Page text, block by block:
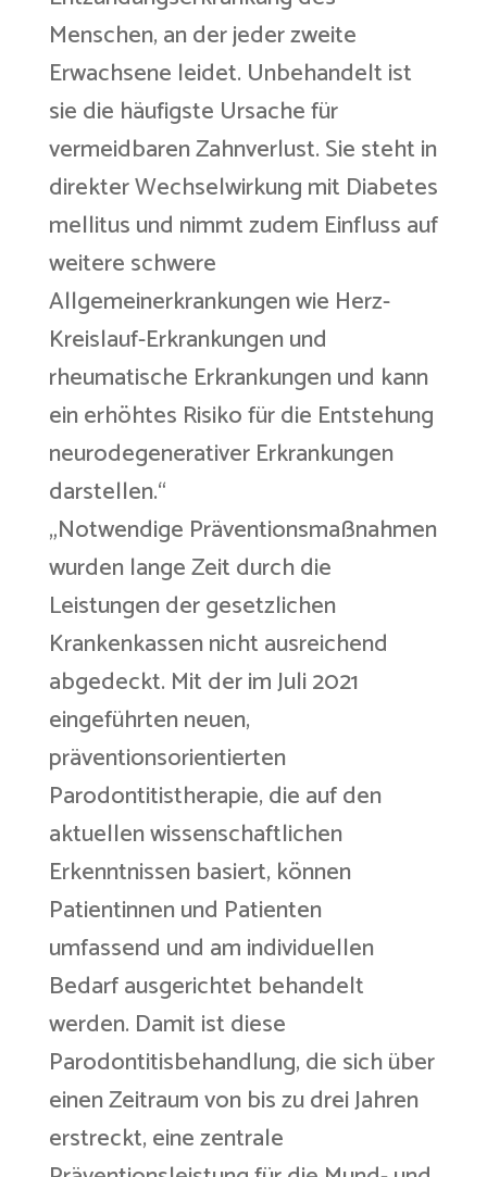
Menschen, an der jeder zweite
Erwachsene leidet. Unbehandelt ist
sie die häufigste Ursache für
vermeidbaren Zahnverlust. Sie steht in
direkter Wechselwirkung mit Diabetes
mellitus und nimmt zudem Einfluss auf
weitere schwere
Allgemeinerkrankungen wie Herz-
Kreislauf-Erkrankungen und
rheumatische Erkrankungen und kann
ein erhöhtes Risiko für die Entstehung
neurodegenerativer Erkrankungen
darstellen.“
„Notwendige Präventionsmaßnahmen
wurden lange Zeit durch die
Leistungen der gesetzlichen
Krankenkassen nicht ausreichend
abgedeckt. Mit der im Juli 2021
eingeführten neuen,
präventionsorientierten
Parodontitistherapie, die auf den
aktuellen wissenschaftlichen
Erkenntnissen basiert, können
Patientinnen und Patienten
umfassend und am individuellen
Bedarf ausgerichtet behandelt
werden. Damit ist diese
Parodontitisbehandlung, die sich über
einen Zeitraum von bis zu drei Jahren
erstreckt, eine zentrale